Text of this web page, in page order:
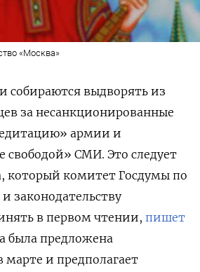
«Москва»
собираются выдворять из
за несанкционированные
армии и
свободой» СМИ. Это следует
который комитет Госдумы по
законодательству
в первом чтении, пишет
была предложена
марте и предполагает